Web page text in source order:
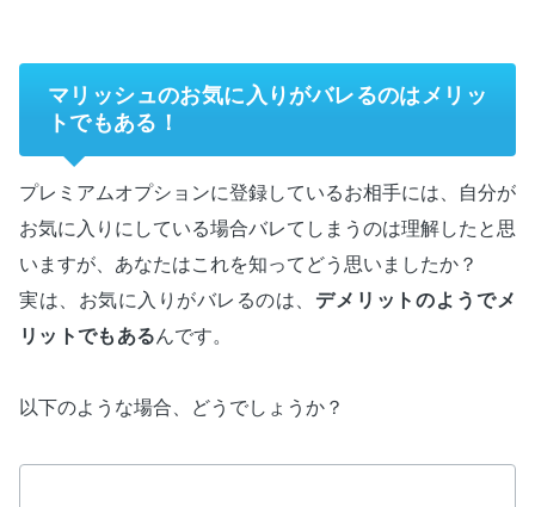
マリッシュのお気に入りがバレるのはメリッ
トでもある！
プレミアムオプションに登録しているお相手には、自分が
お気に入りにしている場合バレてしまうのは理解したと思
いますが、あなたはこれを知ってどう思いましたか？
実は、お気に入りがバレるのは、 デメリットのようでメ
リットでもあるんです。
以下のような場合、どうでしょうか？